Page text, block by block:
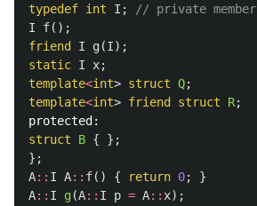
typedef int I ;
// private member
I
f();
friend
I g(I);
static I x;
template<int> struct Q;
template<int> friend struct R;
protected:
struct
B {
};
};
A:: I A:: f() { return 0;
}
A:: I g(A:: I p = A:: x);